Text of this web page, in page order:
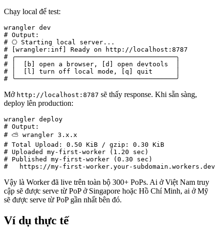
Chạy local để test:
wrangler dev
# Output:
# ⎔ Starting local server...
# [wrangler:inf] Ready on http://localhost:8787
# ╭─────────────────────────────────────────╮
# │  [b] open a browser, [d] open devtools  │
# │  [l] turn off local mode, [q] quit      │
# ╰─────────────────────────────────────────╯
Mở http://localhost:8787 sẽ thấy response. Khi sẵn sàng,
deploy lên production:
wrangler deploy
# Output:
# ⛅️ wrangler 3.x.x
# Total Upload: 0.50 KiB / gzip: 0.30 KiB
# Uploaded my-first-worker (1.20 sec)
# Published my-first-worker (0.30 sec)
#   https://my-first-worker.your-subdomain.workers.dev
Vậy là Worker đã live trên toàn bộ 300+ PoPs. Ai ở Việt Nam truy
cập sẽ được serve từ PoP ở Singapore hoặc Hồ Chí Minh, ai ở Mỹ
sẽ được serve từ PoP gần nhất bên đó.
Ví dụ thực tế